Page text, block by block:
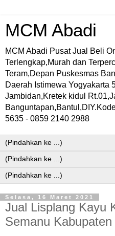
MCM Abadi
MCM Abadi Pusat Jual Beli
Terlengkap,Murah dan
Teram,Depan Puskesmas
Daerah Istimewa Yogyakarta
Jambidan,Kretek kidul
5635 - 0859 2140 2988
Selasa, 16 Maret 2021
Jual Lisplang Kayu
Semanu